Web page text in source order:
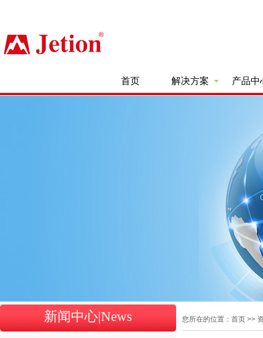
首页 解决方案 产品中
新闻中心|News 您所在的位置：首页 >>